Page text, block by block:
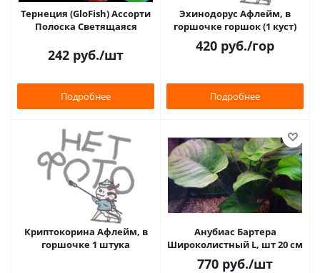
Тернеция (GloFish) Ассорти
Полоска Светящаяся
242 руб./шт
Подробнее
Эхинодорус Афлейм, в
горшочке горшок (1 куст)
420 руб./гор
Подробнее
Криптокорина Афлейм, в
горшочке 1 штука
Анубиас Бартера
Широколистный L, шт 20 см
770 руб./шт